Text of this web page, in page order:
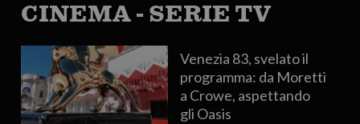
CINEMA - SERIE TV
Venezia 83, svelato il
programma: da Moretti
a Crowe, aspettando
gli Oasis